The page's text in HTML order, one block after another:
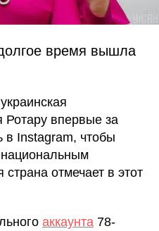
время вышла
украинская
впервые за
в Instagram, чтобы
национальным
отмечает в этот
аккаунта 78-